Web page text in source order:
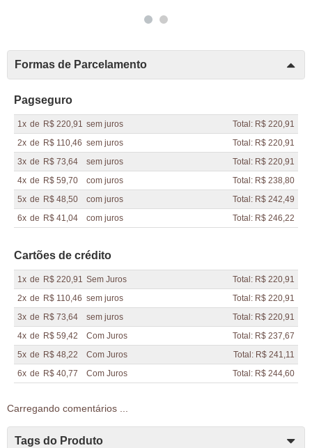
Formas de Parcelamento
Pagseguro
1x de R$ 220,91 sem juros
Total: R$ 220,91
2x de R$ 110,46 sem juros
Total: R$ 220,91
3x de R$ 73,64 sem juros
Total: R$ 220,91
4x de R$ 59,70 com juros
Total: R$ 238,80
5x de R$ 48,50 com juros
Total: R$ 242,49
6x de R$ 41,04 com juros Total: R$ 246,22
Cartões de crédito
1x de R$ 220,91 Sem Juros
Total: R$ 220,91
2x de R$ 110,46 sem juros
Total: R$ 220,91
3x de R$ 73,64 sem juros
Total: R$ 220,91
4x de R$ 59,42 Com Juros
Total: R$ 237,67
5x de R$ 48,22 Com Juros
Total: R$ 241,11
6x de R$ 40,77 Com Juros Total: R$ 244,60
Carregando comentários ...
Tags do Produto